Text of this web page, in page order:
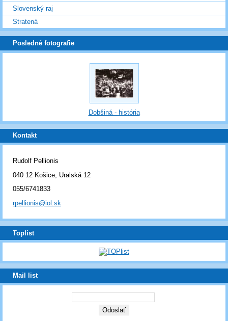
Slovenský raj
Stratená
Posledné fotografie
Dobšiná - história
Kontakt
Rudolf Pellionis
040 12 Košice, Uralská 12
055/6741833
rpellionis@iol.sk
Toplist
Mail list